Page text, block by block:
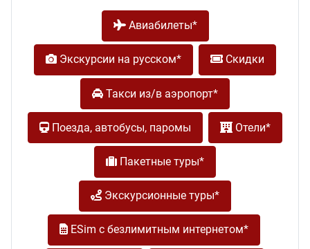
Авиабилеты*
Экскурсии на русском* Скидки
Такси из/в аэропорт*
Поезда, автобусы, паромы Отели*
Пакетные туры*
Экскурсионные туры*
ESim с безлимитным интернетом*